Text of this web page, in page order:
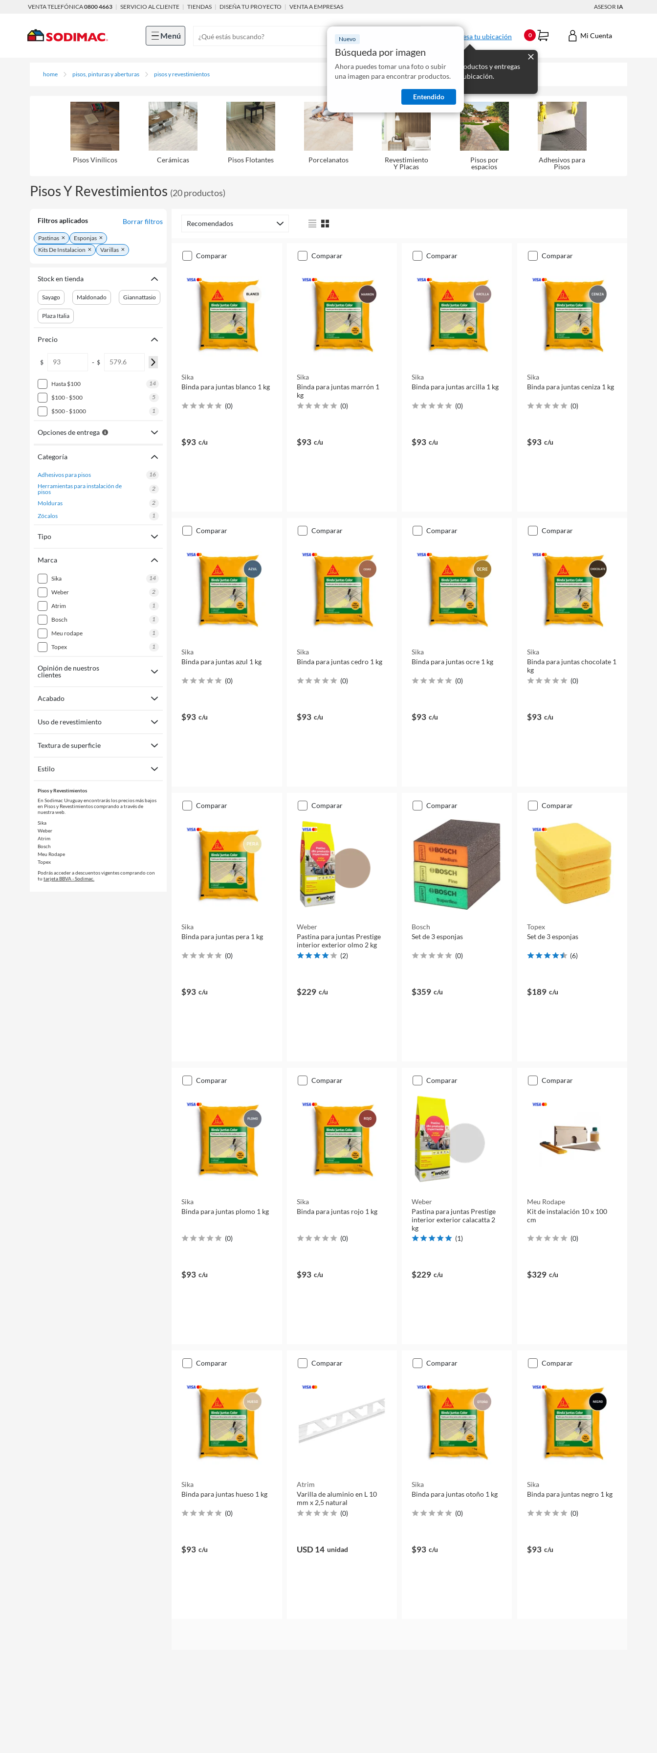
VENTA TELEFÓNICA0800 4663 | SERVICIO AL CLIENTE | TIENDAS | DISEÑA TU PROYECTO | VENTA A EMPRESAS ASESOR IA
Menú Nuevo
Búsqueda por imagen
Ahora puedes tomar una foto o subir
una imagen para encontrar productos.
Entendido
Ingresa tu ubicación
Mostraremos los productos y entregas
disponibles para tu ubicación.
0 Mi Cuenta
home pisos, pinturas y aberturas pisos y revestimientos
Pisos Viní­licos Cerámicas Pisos Flotantes Porcelanatos
Revestimiento
Y Placas
Pisos por
espacios
Adhesivos para
Pisos
Pisos Y Revestimientos (20productos)
Filtros aplicados Borrar filtros
Pastinas
Esponjas
Kits De Instalacion
Varillas
Stock en tienda
Sayago Maldonado Giannattasio
Plaza Italia
Precio
$ - $
hasta $100
14
$100 - $500
5
$500 - $1000
1
Opciones de entrega
Categoría
adhesivos para pisos
16
herramientas para instalación de
pisos
2
molduras
2
zócalos
1
Tipo
Marca
sika
14
weber
2
atrim
1
bosch
1
meu rodape
1
topex
1
Opinión de nuestros
clientes
Acabado
Uso de revestimiento
Textura de superficie
Estilo
Pisos y Revestimientos
En Sodimac Uruguay encontrarás los precios más bajos
en Pisos y Revestimientos comprando a través de
nuestra web.
Sika
Weber
Atrim
Bosch
Meu Rodape
Topex
Podrás acceder a descuentos vigentes comprando con
tu tarjeta BBVA - Sodimac.
Recomendados
comparar
Sika
Binda para juntas blanco 1 kg
(0)
$93 c/u
comparar
Sika
Binda para juntas marrón 1
kg
(0)
$93 c/u
comparar
Sika
Binda para juntas arcilla 1 kg
(0)
$93 c/u
comparar
Sika
Binda para juntas ceniza 1 kg
(0)
$93 c/u
comparar
Sika
Binda para juntas azul 1 kg
(0)
$93 c/u
comparar
Sika
Binda para juntas cedro 1 kg
(0)
$93 c/u
comparar
Sika
Binda para juntas ocre 1 kg
(0)
$93 c/u
comparar
Sika
Binda para juntas chocolate 1
kg
(0)
$93 c/u
comparar
Sika
Binda para juntas pera 1 kg
(0)
$93 c/u
comparar
Weber
Pastina para juntas Prestige
interior exterior olmo 2 kg
(2)
$229 c/u
comparar
Bosch
Set de 3 esponjas
(0)
$359 c/u
comparar
Topex
Set de 3 esponjas
(6)
$189 c/u
comparar
Sika
Binda para juntas plomo 1 kg
(0)
$93 c/u
comparar
Sika
Binda para juntas rojo 1 kg
(0)
$93 c/u
comparar
Weber
Pastina para juntas Prestige
interior exterior calacatta 2
kg
(1)
$229 c/u
comparar
Meu Rodape
Kit de instalación 10 x 100
cm
(0)
$329 c/u
comparar
Sika
Binda para juntas hueso 1 kg
(0)
$93 c/u
comparar
Atrim
Varilla de aluminio en L 10
mm x 2,5 natural
(0)
USD 14 unidad
comparar
Sika
Binda para juntas otoño 1 kg
(0)
$93 c/u
comparar
Sika
Binda para juntas negro 1 kg
(0)
$93 c/u